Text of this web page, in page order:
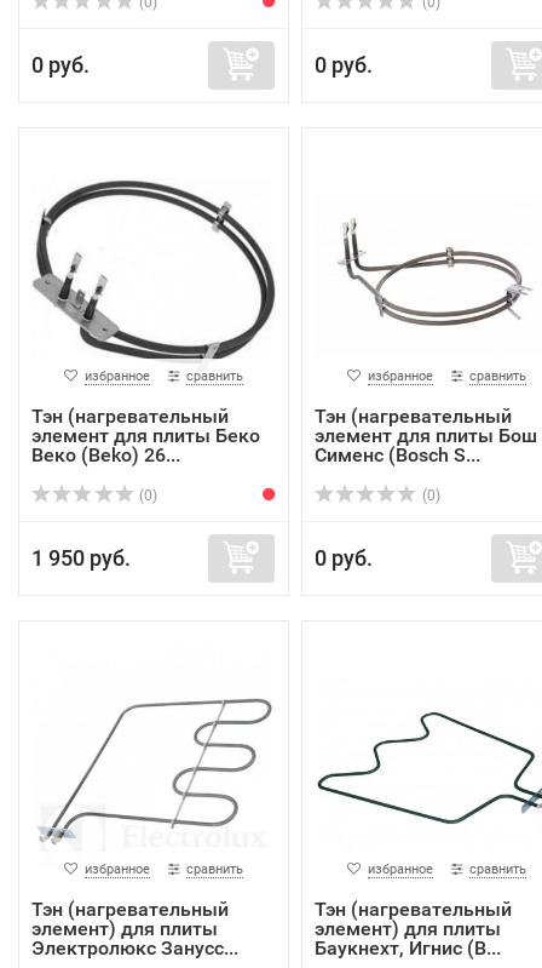
0 руб. 0 руб.
избранное сравнить
Тэн (нагревательный
элемент для плиты Беко
Веко (Beko) 26...
(0)
1 950 руб.
избранное сравнить
Тэн (нагревательный
элемент для плиты Бош
Сименс (Bosch S...
(0)
0 руб.
избранное сравнить
Тэн (нагревательный
элемент) для плиты
Электролюкс Занусс...
избранное сравнить
Тэн (нагревательный
элемент) для плиты
Баукнехт, Игнис (B...